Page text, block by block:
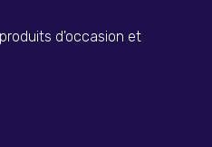
d'occasion et